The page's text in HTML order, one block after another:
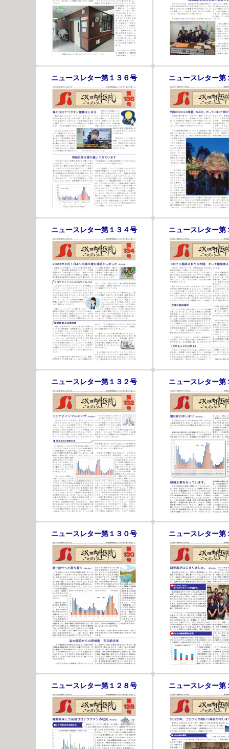
ニュースレター第１３６号 ニュースレター第
ニュースレター第１３４号 ニュースレター第
ニュースレター第１３２号 ニュースレター第
ニュースレター第１３０号 ニュースレター第
ニュースレター第１２８号 ニュースレター第